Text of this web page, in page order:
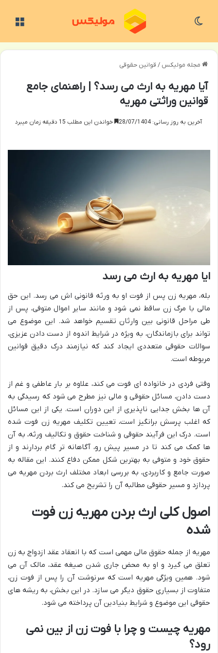
مجله مولیکس / قوانین حقوقی
آیا مهریه به ارث می رسد؟ | راهنمای جامع
قوانین وراثتی مهریه
آخرین به روز رسانی: 28/07/1404 خواندن این مطلب 15 دقیقه زمان میبرد
ایا مهریه به ارث می رسد
بله، مهریه زن پس از فوت او به ورثه قانونی اش می رسد. این حق
مالی با مرگ زن ساقط نمی شود و مانند سایر اموال متوفی، پس از
طی مراحل قانونی بین وارثان تقسیم خواهد شد. این موضوع می
تواند برای بازماندگان، به ویژه در شرایط اندوه از دست دادن عزیزی،
سوالات حقوقی متعددی ایجاد کند که نیازمند درک دقیق قوانین
مربوطه است.
وقتی فردی در خانواده ای فوت می کند، علاوه بر بار عاطفی و غم از
دست دادن، مسائل حقوقی و مالی نیز مطرح می شود که رسیدگی به
آن ها بخش جدایی ناپذیری از این دوران است. یکی از این مسائل
که اغلب پرسش برانگیز است، تعیین تکلیف مهریه زن فوت شده
است. درک این فرآیند حقوقی و شناخت حقوق و تکالیف ورثه، به آن
ها کمک می کند تا در مسیر پیش رو، آگاهانه تر گام بردارند و از
حقوق خود و متوفی به بهترین شکل ممکن دفاع کنند. این مقاله به
صورت جامع و کاربردی، به بررسی ابعاد مختلف ارث بردن مهریه می
پردازد و مسیر حقوقی مطالبه آن را تشریح می کند.
اصول کلی ارث بردن مهریه زن فوت
شده
مهریه از جمله حقوق مالی مهمی است که با انعقاد عقد ازدواج به زن
تعلق می گیرد و او به محض جاری شدن صیغه عقد، مالک آن می
شود. همین ویژگی مهریه است که سرنوشت آن را پس از فوت زن،
متفاوت از بسیاری حقوق دیگر می سازد. در این بخش، به ریشه های
حقوقی این موضوع و شرایط بنیادین آن پرداخته می شود.
مهریه چیست و چرا با فوت زن از بین نمی
رود؟